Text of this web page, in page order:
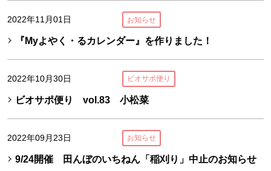
2022年11月01日 お知らせ
『Myよやく・るカレンダー』を作りました！
2022年10月30日 ビオサポ便り
ビオサポ便り vol.83 小松菜
2022年09月23日 お知らせ
9/24開催 田んぼのいちねん「稲刈り」中止のお知らせ